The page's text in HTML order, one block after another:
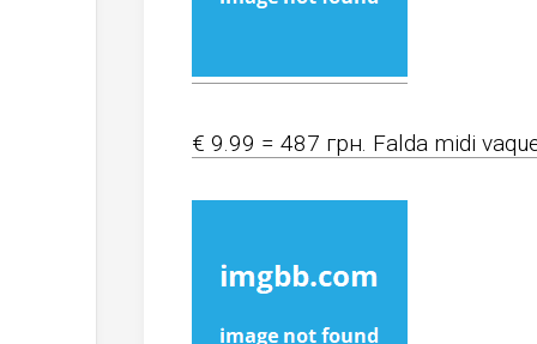
€ 9.99 = 487 грн. Falda midi